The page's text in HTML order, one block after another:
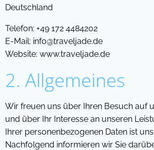
Deutschland
Telefon: +49 172 4484202
E-Mail: info@traveljade.de
Website: www.traveljade.de
2. Allgemeines
Wir freuen uns über Ihren Besuch auf
und über Ihr Interesse an unseren
Ihrer personenbezogenen Daten ist
Nachfolgend informieren wir Sie